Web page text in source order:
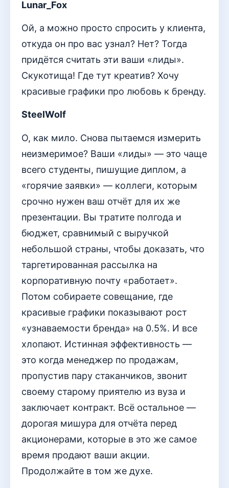
Lunar_Fox
Ой, а можно просто спросить у клиента,
откуда он про вас узнал? Нет? Тогда
придётся считать эти ваши «лиды».
Скукотища! Где тут креатив? Хочу
красивые графики про любовь к бренду.
SteelWolf
О, как мило. Снова пытаемся измерить
неизмеримое? Ваши «лиды» — это чаще
всего студенты, пишущие диплом, а
«горячие заявки» — коллеги, которым
срочно нужен ваш отчёт для их же
презентации. Вы тратите полгода и
бюджет, сравнимый с выручкой
небольшой страны, чтобы доказать, что
таргетированная рассылка на
корпоративную почту «работает».
Потом собираете совещание, где
красивые графики показывают рост
«узнаваемости бренда» на 0.5%. И все
хлопают. Истинная эффективность —
это когда менеджер по продажам,
пропустив пару стаканчиков, звонит
своему старому приятелю из вуза и
заключает контракт. Всё остальное —
дорогая мишура для отчёта перед
акционерами, которые в это же самое
время продают ваши акции.
Продолжайте в том же духе.